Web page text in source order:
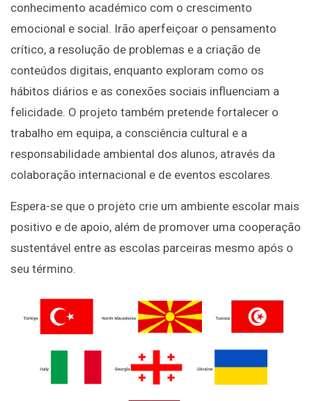
conhecimento académico com o crescimento
emocional e social. Irão aperfeiçoar o pensamento
crítico, a resolução de problemas e a criação de
conteúdos digitais, enquanto exploram como os
hábitos diários e as conexões sociais influenciam a
felicidade. O projeto também pretende fortalecer o
trabalho em equipa, a consciência cultural e a
responsabilidade ambiental dos alunos, através da
colaboração internacional e de eventos escolares.
Espera-se que o projeto crie um ambiente escolar mais
positivo e de apoio, além de promover uma cooperação
sustentável entre as escolas parceiras mesmo após o
seu término.